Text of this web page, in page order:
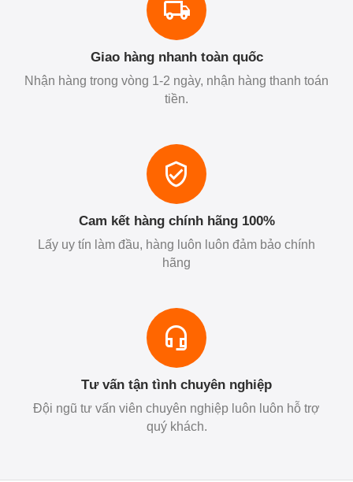
Giao hàng nhanh toàn quốc
Nhận hàng trong vòng 1-2 ngày, nhận hàng thanh toán
tiền.
Cam kết hàng chính hãng 100%
Lấy uy tín làm đầu, hàng luôn luôn đảm bảo chính
hãng
Tư vấn tận tình chuyên nghiệp
Đội ngũ tư vấn viên chuyên nghiệp luôn luôn hỗ trợ
quý khách.